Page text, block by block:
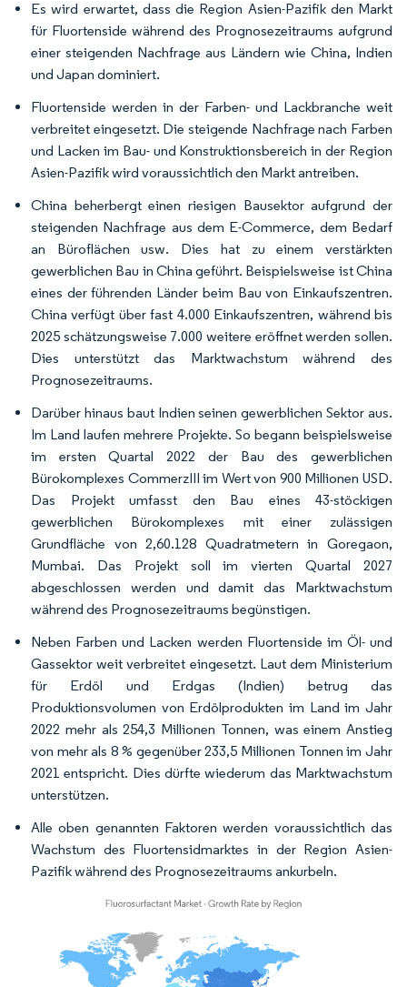
Es wird erwartet, dass die Region Asien-Pazifik den Markt
für Fluortenside während des Prognosezeitraums aufgrund
einer steigenden Nachfrage aus Ländern wie China, Indien
und Japan dominiert.
Fluortenside werden in der Farben- und Lackbranche weit
verbreitet eingesetzt. Die steigende Nachfrage nach Farben
und Lacken im Bau- und Konstruktionsbereich in der Region
Asien-Pazifik wird voraussichtlich den Markt antreiben.
China beherbergt einen riesigen Bausektor aufgrund der
steigenden Nachfrage aus dem E-Commerce, dem Bedarf
an Büroflächen usw. Dies hat zu einem verstärkten
gewerblichen Bau in China geführt. Beispielsweise ist China
eines der führenden Länder beim Bau von Einkaufszentren.
China verfügt über fast 4.000 Einkaufszentren, während bis
2025 schätzungsweise 7.000 weitere eröffnet werden sollen.
Dies unterstützt das Marktwachstum während des
Prognosezeitraums.
Darüber hinaus baut Indien seinen gewerblichen Sektor aus.
Im Land laufen mehrere Projekte. So begann beispielsweise
im ersten Quartal 2022 der Bau des gewerblichen
Bürokomplexes CommerzIII im Wert von 900 Millionen USD.
Das Projekt umfasst den Bau eines 43-stöckigen
gewerblichen Bürokomplexes mit einer zulässigen
Grundfläche von 2,60.128 Quadratmetern in Goregaon,
Mumbai. Das Projekt soll im vierten Quartal 2027
abgeschlossen werden und damit das Marktwachstum
während des Prognosezeitraums begünstigen.
Neben Farben und Lacken werden Fluortenside im Öl- und
Gassektor weit verbreitet eingesetzt. Laut dem Ministerium
für Erdöl und Erdgas (Indien) betrug das
Produktionsvolumen von Erdölprodukten im Land im Jahr
2022 mehr als 254,3 Millionen Tonnen, was einem Anstieg
von mehr als 8 % gegenüber 233,5 Millionen Tonnen im Jahr
2021 entspricht. Dies dürfte wiederum das Marktwachstum
unterstützen.
Alle oben genannten Faktoren werden voraussichtlich das
Wachstum des Fluortensidmarktes in der Region Asien-
Pazifik während des Prognosezeitraums ankurbeln.